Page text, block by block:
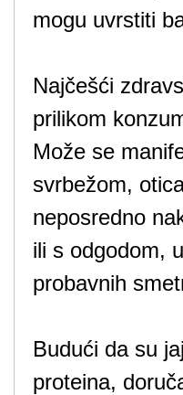
mogu uvrstiti
Najčešći
prilikom
Može se
svrbežom,
neposredno
ili s odgodom,
probavnih
Budući da su
proteina,